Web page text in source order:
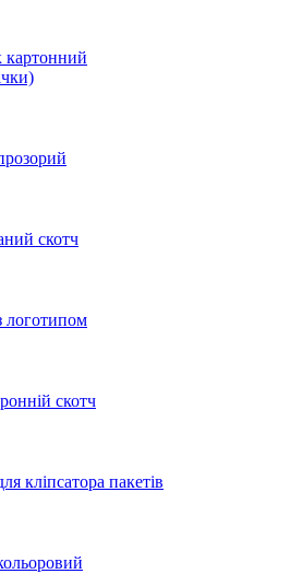
картонний
скотч
логотипом
скотч
кліпсатора пакетів